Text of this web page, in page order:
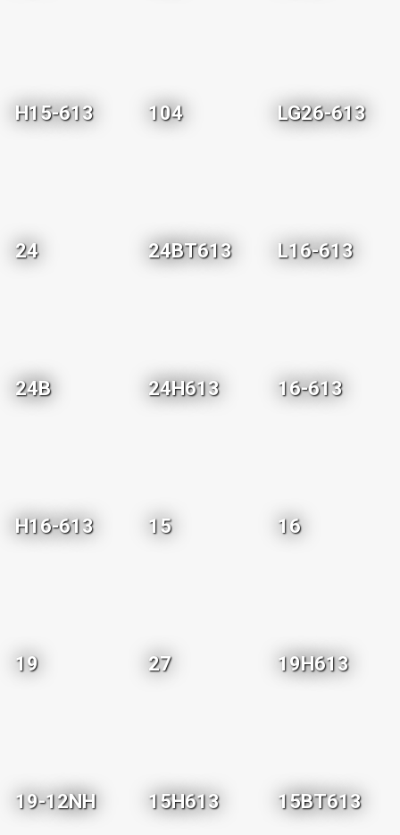
H15-613 104 LG26-613
24 24BT613 L16-613
24B 24H613 16-613
H16-613 15 16
19 27 19H613
19-12NH 15H613 15BT613